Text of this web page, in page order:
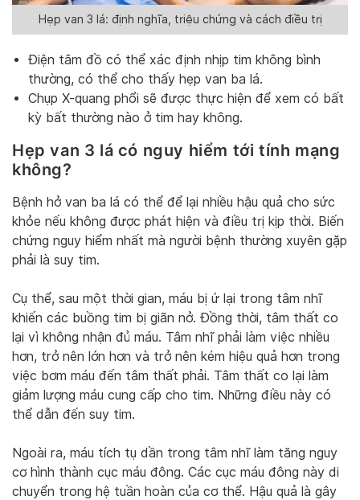
Hẹp van 3 lá: định nghĩa, triệu chứng và cách điều trị
Điện tâm đồ có thể xác định nhịp tim không bình
thường, có thể cho thấy hẹp van ba lá.
Chụp X-quang phổi sẽ được thực hiện để xem có bất
kỳ bất thường nào ở tim hay không.
Hẹp van 3 lá có nguy hiểm tới tính mạng
không?
Bệnh hở van ba lá có thể để lại nhiều hậu quả cho sức
khỏe nếu không được phát hiện và điều trị kịp thời. Biến
chứng nguy hiểm nhất mà người bệnh thường xuyên gặp
phải là suy tim.
Cụ thể, sau một thời gian, máu bị ứ lại trong tâm nhĩ
khiến các buồng tim bị giãn nở. Đồng thời, tâm thất co
lại vì không nhận đủ máu. Tâm nhĩ phải làm việc nhiều
hơn, trở nên lớn hơn và trở nên kém hiệu quả hơn trong
việc bơm máu đến tâm thất phải. Tâm thất co lại làm
giảm lượng máu cung cấp cho tim. Những điều này có
thể dẫn đến suy tim.
Ngoài ra, máu tích tụ dần trong tâm nhĩ làm tăng nguy
cơ hình thành cục máu đông. Các cục máu đông này di
chuyển trong hệ tuần hoàn của cơ thể. Hậu quả là gây